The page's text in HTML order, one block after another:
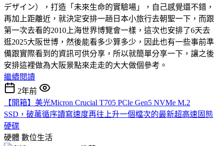
デザイン），打造「未來生命的實驗場」，自己感覺還不錯，
再加上距離近，就決定安排一趟日本小旅行去朝聖一下，而跟
第一次去看的2010上海世界博覽會一樣，這次也安排了6天去
逛2025大阪世博，然後能看多少算多少，因此也有一些事前準
備跟實際看到的資訊可供分享，所以就簡單分享一下，讓之後
安排這裡做為大阪景點來走走的大大做個參考。
繼續閱讀
2年前
【開箱】美光Micron Crucial T705 PCle Gen5 NVMe M.2
SSD，破萬循序讀寫速度再往上升一個檔次的最新超高速固態
硬碟
硬體 數位生活